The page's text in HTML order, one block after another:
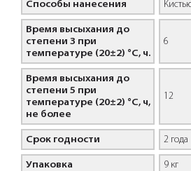
Способы нанесения
Время высыхания до
степени 3 при
температуре (20±2) °С, ч.
6
Время высыхания до
степени 5 при
температуре (20±2) °С, ч,
не более
12
Срок годности 2 года
Упаковка 9 кг